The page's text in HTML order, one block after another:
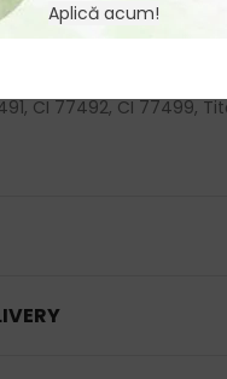
Aplică acum!
Seed Oil, Sodium
CI 77492, CI 77499,